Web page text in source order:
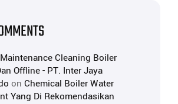
Cleaning Boiler
Offline - PT. Inter Jaya
on Chemical Boiler Water
Yang Di Rekomendasikan